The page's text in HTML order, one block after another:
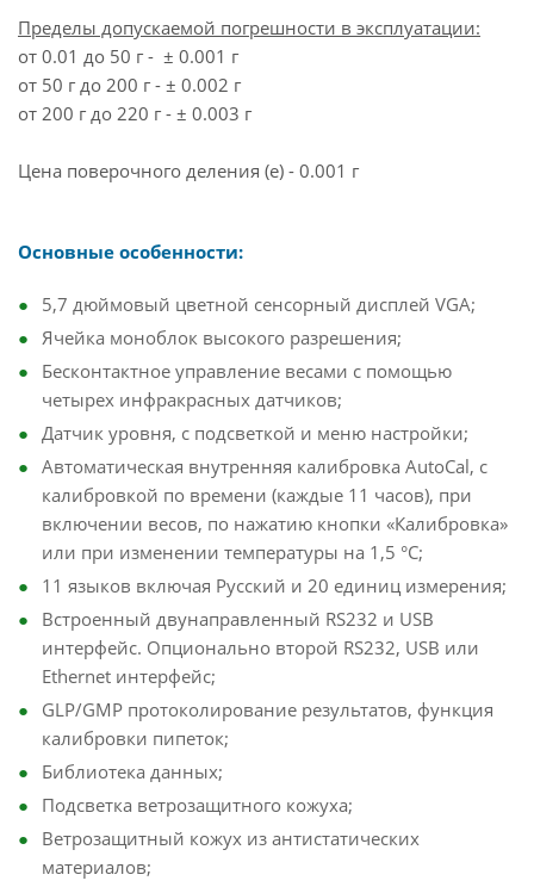
Пределы допускаемой погрешности в эксплуатации:
от 0.01 до 50 г - ± 0.001 г
от 50 г до 200 г - ± 0.002 г
от 200 г до 220 г - ± 0.003 г
Цена поверочного деления (e) - 0.001 г
Основные особенности:
5,7 дюймовый цветной сенсорный дисплей VGA;
Ячейка моноблок высокого разрешения;
Бесконтактное управление весами с помощью
четырех инфракрасных датчиков;
Датчик уровня, с подсветкой и меню настройки;
Автоматическая внутренняя калибровка AutoCal, с
калибровкой по времени (каждые 11 часов), при
включении весов, по нажатию кнопки «Калибровка»
или при изменении температуры на 1,5 °С;
11 языков включая Русский и 20 единиц измерения;
Встроенный двунаправленный RS232 и USB
интерфейс. Опционально второй RS232, USB или
Ethernet интерфейс;
GLP/GMP протоколирование результатов, функция
калибровки пипеток;
Библиотека данных;
Подсветка ветрозащитного кожуха;
Ветрозащитный кожух из антистатических
материалов;